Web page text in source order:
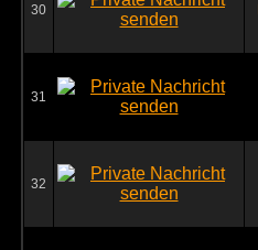
30
31
32